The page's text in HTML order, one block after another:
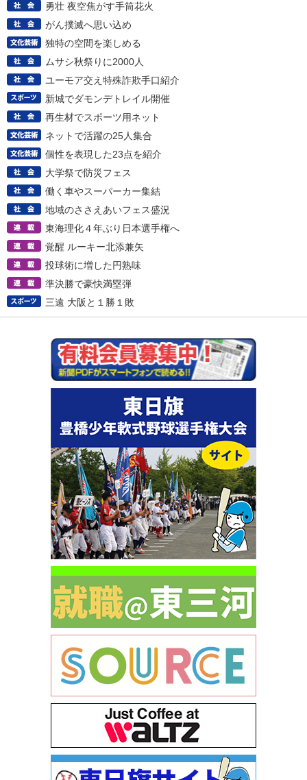
勇壮 夜空焦がす手筒花火
がん撲滅へ思い込め
独特の空間を楽しめる
ムサシ秋祭りに2000人
ユーモア交え特殊詐欺手口紹介
新城でダモンデトレイル開催
再生材でスポーツ用ネット
ネットで活躍の25人集合
個性を表現した23点を紹介
大学祭で防災フェス
働く車やスーパーカー集結
地域のささえあいフェス盛況
東海理化４年ぶり日本選手権へ
覚醒 ルーキー北添兼矢
投球術に増した円熟味
準決勝で豪快満塁弾
三遠 大阪と１勝１敗